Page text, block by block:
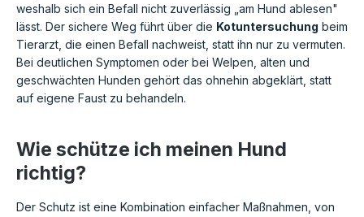
weshalb sich ein Befall nicht zuverlässig „am Hund ablesen"
lässt. Der sichere Weg führt über die Kotuntersuchung beim
Tierarzt, die einen Befall nachweist, statt ihn nur zu vermuten.
Bei deutlichen Symptomen oder bei Welpen, alten und
geschwächten Hunden gehört das ohnehin abgeklärt, statt
auf eigene Faust zu behandeln.
Wie schütze ich meinen Hund
richtig?
Der Schutz ist eine Kombination einfacher Maßnahmen, von